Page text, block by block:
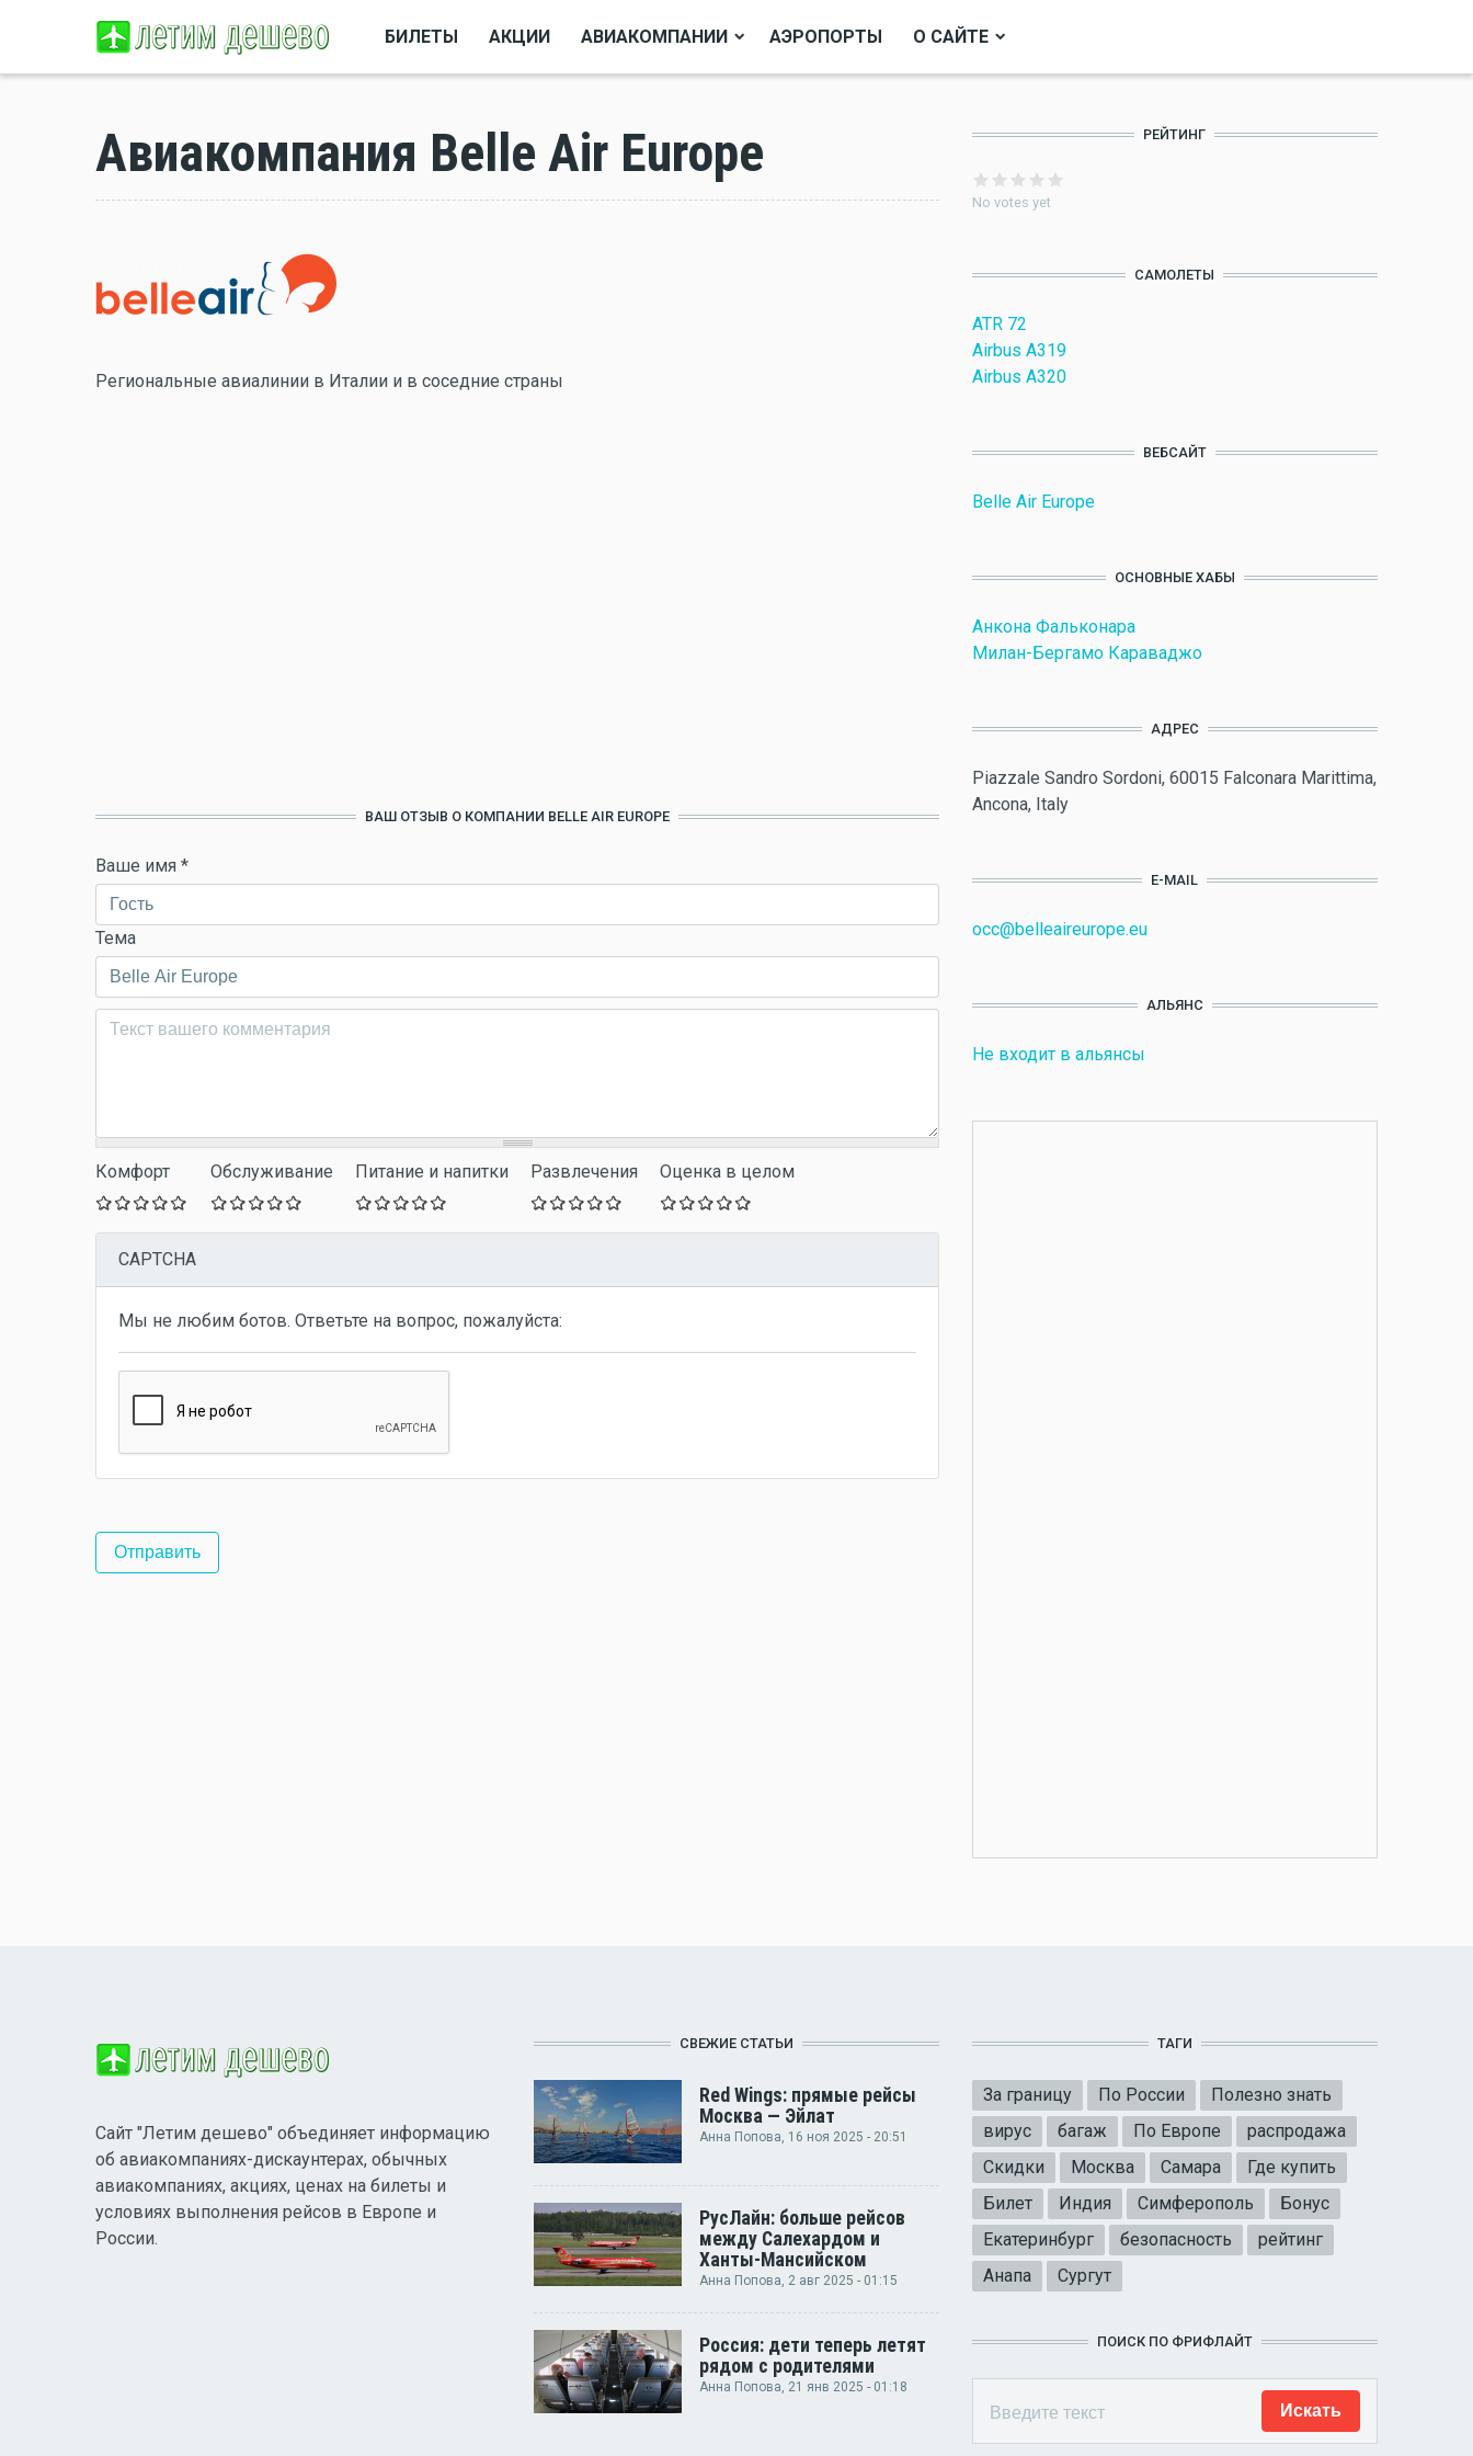
БИЛЕТЫ АКЦИИ АВИАКОМПАНИИ АЭРОПОРТЫ О САЙТЕ
Авиакомпания Belle Air Europe
Региональные авиалинии в Италии и в соседние страны
ВАШ ОТЗЫВ О КОМПАНИИ BELLE AIR EUROPE
Ваше имя *
Тема
Комментарий*
Комфорт Обслуживание Питание и напитки Развлечения Оценка в целом
CAPTCHA
Мы не любим ботов. Ответьте на вопрос, пожалуйста:
РЕЙТИНГ
No votes yet
САМОЛЕТЫ
ATR 72
Airbus A319
Airbus A320
ВЕБСАЙТ
Belle Air Europe
ОСНОВНЫЕ ХАБЫ
Анкона Фальконара
Милан-Бергамо Караваджо
АДРЕС
Piazzale Sandro Sordoni, 60015 Falconara Marittima,
Ancona, Italy
E-MAIL
occ@belleaireurope.eu
АЛЬЯНС
Не входит в альянсы
Сайт "Летим дешево" объединяет информацию
об авиакомпаниях-дискаунтерах, обычных
авиакомпаниях, акциях, ценах на билеты и
условиях выполнения рейсов в Европе и
России.
СВЕЖИЕ СТАТЬИ
Red Wings: прямые рейсы
Москва — Эйлат
Анна Попова, 16 ноя 2025 - 20:51
РусЛайн: больше рейсов
между Салехардом и
Ханты-Мансийском
Анна Попова, 2 авг 2025 - 01:15
Россия: дети теперь летят
рядом с родителями
Анна Попова, 21 янв 2025 - 01:18
ТАГИ
За границу По России
Полезно знать
вирус
багаж По Европе
распродажа
Скидки
Москва Самара
Где купить
Билет
Индия Симферополь
Бонус
Екатеринбург
безопасность
рейтинг
Анапа
Сургут
ПОИСК ПО ФРИФЛАЙТ